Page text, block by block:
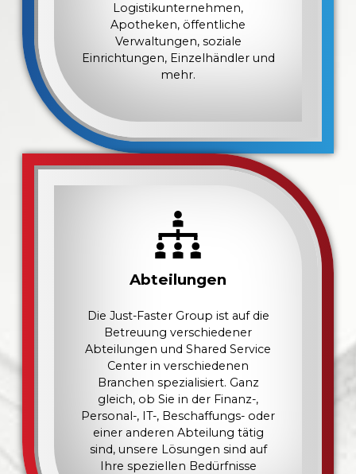
Logistikunternehmen,
Apotheken, öffentliche
Verwaltungen, soziale
Einrichtungen, Einzelhändler und
mehr.
Abteilungen
Die Just-Faster Group ist auf die
Betreuung verschiedener
Abteilungen und Shared Service
Center in verschiedenen
Branchen spezialisiert. Ganz
gleich, ob Sie in der Finanz-,
Personal-, IT-, Beschaffungs- oder
einer anderen Abteilung tätig
sind, unsere Lösungen sind auf
Ihre speziellen Bedürfnisse